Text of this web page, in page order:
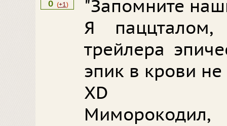
0 (+1)
"Запомните
Я
трейлера
эпик в крови
XD